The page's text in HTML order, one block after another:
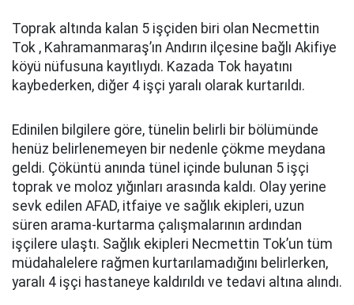
Toprak altında kalan 5 işçiden biri olan Necmettin
Tok , Kahramanmaraş’ın Andırın ilçesine bağlı Akifiye
köyü nüfusuna kayıtlıydı. Kazada Tok hayatını
kaybederken, diğer 4 işçi yaralı olarak kurtarıldı.
Edinilen bilgilere göre, tünelin belirli bir bölümünde
henüz belirlenemeyen bir nedenle çökme meydana
geldi. Çöküntü anında tünel içinde bulunan 5 işçi
toprak ve moloz yığınları arasında kaldı. Olay yerine
sevk edilen AFAD, itfaiye ve sağlık ekipleri, uzun
süren arama-kurtarma çalışmalarının ardından
işçilere ulaştı. Sağlık ekipleri Necmettin Tok’un tüm
müdahalelere rağmen kurtarılamadığını belirlerken,
yaralı 4 işçi hastaneye kaldırıldı ve tedavi altına alındı.